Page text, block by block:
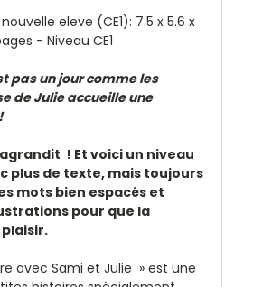
eleve (CE1): 7.5 x 5.6 x
- Niveau CE1
pas un jour comme les
de Julie accueille une
! Et voici un niveau
plus de texte, mais toujours
mots bien espacés et
pour que la
avec Sami et Julie » est une